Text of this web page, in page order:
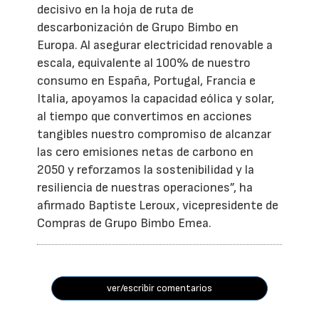
decisivo en la hoja de ruta de
descarbonización de Grupo Bimbo en
Europa. Al asegurar electricidad renovable a
escala, equivalente al 100% de nuestro
consumo en España, Portugal, Francia e
Italia, apoyamos la capacidad eólica y solar,
al tiempo que convertimos en acciones
tangibles nuestro compromiso de alcanzar
las cero emisiones netas de carbono en
2050 y reforzamos la sostenibilidad y la
resiliencia de nuestras operaciones”, ha
afirmado Baptiste Leroux, vicepresidente de
Compras de Grupo Bimbo Emea.
ver/escribir comentarios